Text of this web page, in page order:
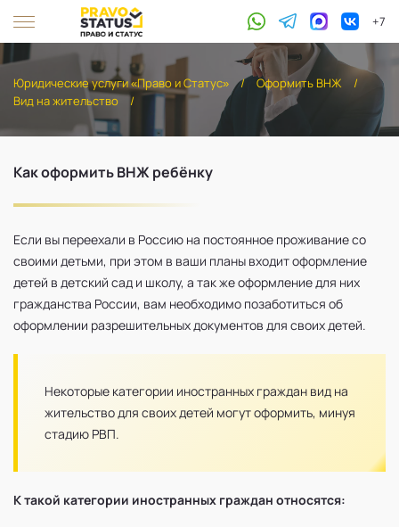
+7
Юридические услуги «Право и Статус» / Оформить ВНЖ
/
Вид на жительство
/
Как оформить ВНЖ ребёнку
Если вы переехали в Россию на постоянное проживание со
своими детьми, при этом в ваши планы входит оформление
детей в детский сад и школу, а так же оформление для них
гражданства России, вам необходимо позаботиться об
оформлении разрешительных документов для своих детей.
Некоторые категории иностранных граждан вид на
жительство для своих детей могут оформить, минуя
стадию РВП.
К такой категории иностранных граждан относятся: